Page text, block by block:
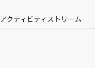
アクティビティストリーム